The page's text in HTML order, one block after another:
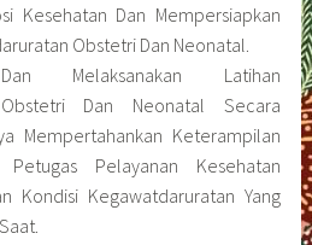
Kesehatan Dan Mempersiapkan
Obstetri Dan Neonatal.
Melaksanakan Latihan
Obstetri Dan Neonatal Secara
Mempertahankan Keterampilan
Petugas Pelayanan Kesehatan
Kondisi Kegawatdaruratan Yang